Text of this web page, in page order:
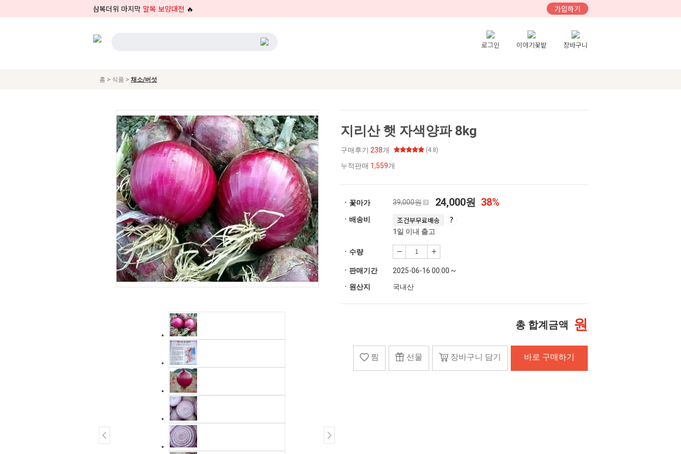
삼복더위 마지막 말복 보양대전 🔥 가입하기
로그인 이야기꽃밭 장바구니
홈 > 식품 > 채소/버섯
지리산 햇 자색양파 8kg
구매후기 238개 (4.8)
누적판매 1,559개
ㆍ꽃마가 39,000원 24,000원 38%
ㆍ배송비 조건부무료배송
1일 이내 출고
ㆍ수량
ㆍ판매기간
2025-06-16 00:00 ~
ㆍ원산지
국내산
총 합계금액 원
찜 선물 장바구니 담기 바로 구매하기